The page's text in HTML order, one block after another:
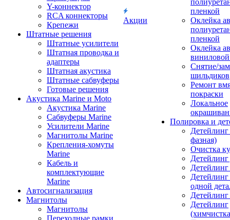
Y-коннектор
RCA коннекторы
Крепежи
Штатные решения
Штатные усилители
Штатная проводка и
адаптеры
Штатная акустика
Штатные сабвуферы
Готовые решения
Акустика Marine и Moto
Акустика Marine
Сабвуферы Marine
Усилители Marine
Магнитолы Marine
Крепления-хомуты
Marine
Кабель и
комплектующие
Marine
Автосигнализация
Магнитолы
Магнитолы
Переходные рамки
Акции
пленкой
Оклейка
пленкой
Оклейка
Снятие/
шильдиков
Ремонт
покраски
Локальное
Полировка и
фазная)
Очистка
Детейлинг
одной
Детейлинг